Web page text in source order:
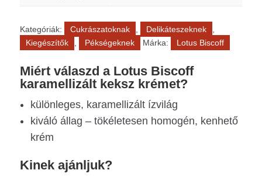
Kategóriák: Cukrászatoknak , Delikáteszeknek
,
Kiegészítők
, Pékségeknek Márka: Lotus Biscoff
Miért válaszd a Lotus Biscoff
karamellizált keksz krémet?
különleges, karamellizált ízvilág
kiváló állag – tökéletesen homogén, kenhető
krém
Kinek ajánljuk?